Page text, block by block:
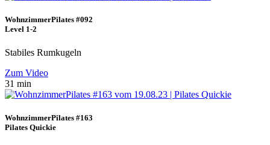
WohnzimmerPilates #092
Level 1-2
Stabiles Rumkugeln
Zum Video
31 min
WohnzimmerPilates #163
Pilates Quickie